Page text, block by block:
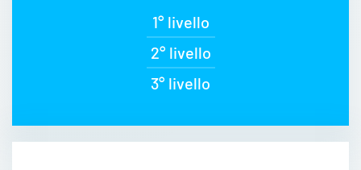
1° livello
2° livello
3° livello